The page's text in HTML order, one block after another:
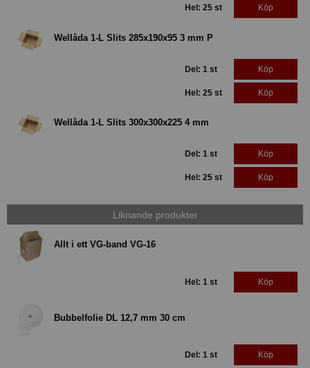
Hel: 25 st Köp
Wellåda 1-L Slits 285x190x95 3 mm P
Del: 1 st Köp
Hel: 25 st Köp
Wellåda 1-L Slits 300x300x225 4 mm
Del: 1 st Köp
Hel: 25 st Köp
Liknande produkter
Allt i ett VG-band VG-16
Hel: 1 st Köp
Bubbelfolie DL 12,7 mm 30 cm
Del: 1 st Köp